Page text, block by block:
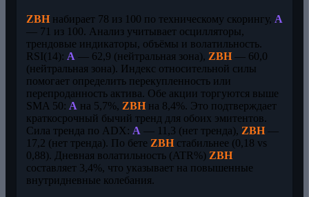
ZBHнабирает 78 из 100 по техническому скорингу, A
— 71 из 100. Анализ учитывает осцилляторы,
трендовые индикаторы, объёмы и волатильность.
RSI(14): A — 62,9 (нейтральная зона), ZBH— 60,0
(нейтральная зона). Индекс относительной силы
помогает определить перекупленность или
перепроданность актива. Обе акции торгуются выше
SMA 50: A на 5,7%, ZBHна 8,4%. Это подтверждает
краткосрочный бычий тренд для обоих эмитентов.
Сила тренда по ADX: A — 11,3 (нет тренда), ZBH—
17,2 (нет тренда). По бете ZBHстабильнее (0,18 vs
0,88). Дневная волатильность (ATR%) ZBH
составляет 3,4%, что указывает на повышенные
внутридневные колебания.